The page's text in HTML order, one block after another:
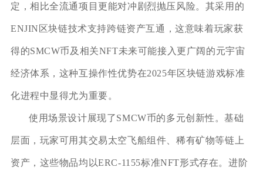
定，相比全流通项目更能对冲剧烈抛压风险。其采用的
ENJIN区块链技术支持跨链资产互通，这意味着玩家获
得的SMCW币及相关NFT未来可能接入更广阔的元宇宙
经济体系，这种互操作性优势在2025年区块链游戏标准
化进程中显得尤为重要。
使用场景设计展现了SMCW币的多元创新性。基础
层面，玩家可用其交易太空飞船组件、稀有矿物等链上
资产，这些物品均以ERC-1155标准NFT形式存在。进阶